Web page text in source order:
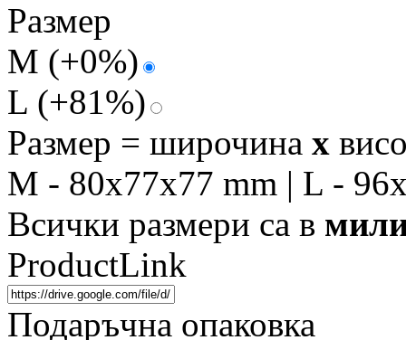
Размер
M (+0%)
L (+81%)
Размер = широчина x
M - 80x77x77 mm | L -
Всички размери са в
ProductLink
Подаръчна опаковка